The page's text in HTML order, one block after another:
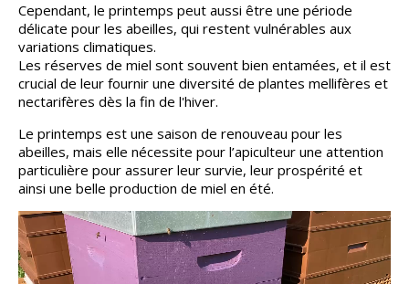
Cependant, le printemps peut aussi être une période
délicate pour les abeilles, qui restent vulnérables aux
variations climatiques.
Les réserves de miel sont souvent bien entamées, et il est
crucial de leur fournir une diversité de plantes mellifères et
nectarifères dès la fin de l'hiver.
Le printemps est une saison de renouveau pour les
abeilles, mais elle nécessite pour l’apiculteur une attention
particulière pour assurer leur survie, leur prospérité et
ainsi une belle production de miel en été.